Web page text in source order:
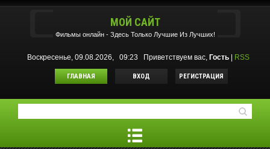
МОЙ САЙТ
Фильмы oнлайн - Здесь Только Лучшие Из Лучших!
Воскресенье, 09.08.2026, 09:23 Приветствуем вас, Гость| RSS
ГЛАВНАЯ ВХОД РЕГИСТРАЦИЯ